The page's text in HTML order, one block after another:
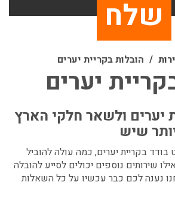
הובלות בקריית יערים
יערים
יערים ולשאר חלקי הארץ
שיש
בודד בקריית יערים, כמה עולה להוביל
שירותים נוספים יכולים לסייע להובלה
נענה לכם כבר עכשיו על כל השאלות